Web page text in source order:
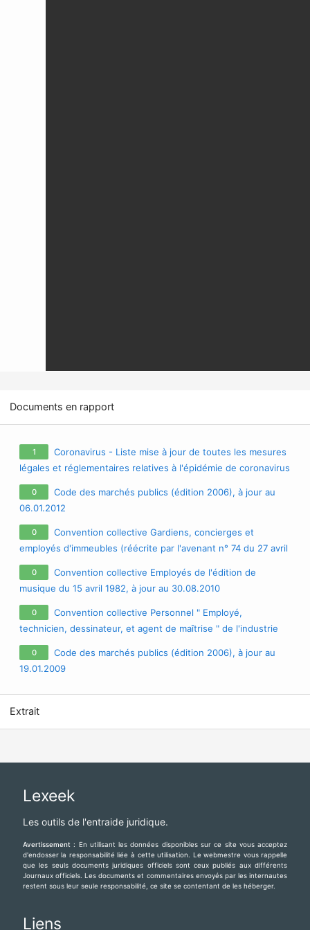
Documents en rapport
1
Coronavirus - Liste mise à jour de toutes les mesures
légales et réglementaires relatives à l'épidémie de coronavirus
/ covid-19 / sars-cov-2
0
Code des marchés publics (édition 2006), à jour au
06.01.2012
0
Convention collective Gardiens, concierges et
employés d'immeubles (réécrite par l'avenant n° 74 du 27 avril
2009 portant modification de la convention), à jour au
21.09.2011
0
Convention collective Employés de l'édition de
musique du 15 avril 1982, à jour au 30.08.2010
0
Convention collective Personnel " Employé,
technicien, dessinateur, et agent de maîtrise " de l'industrie
de la fabrication de la chaux du 21 mars 1974, à jour au
11.11.2010
0
Code des marchés publics (édition 2006), à jour au
19.01.2009
Extrait
Lexeek
Les outils de l'entraide juridique.
Avertissement : En utilisant les données disponibles sur ce site vous acceptez
d'endosser la responsabilité liée à cette utilisation. Le webmestre vous rappelle
que les seuls documents juridiques officiels sont ceux publiés aux différents
Journaux officiels. Les documents et commentaires envoyés par les internautes
restent sous leur seule responsabilité, ce site se contentant de les héberger.
Liens